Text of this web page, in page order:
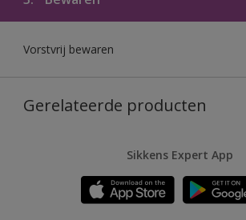
Vorstvrij bewaren
Gerelateerde producten
Sikkens Expert App